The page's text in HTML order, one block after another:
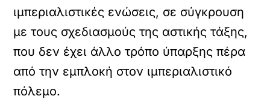
ιμπεριαλιστικές ενώσεις, σε σύγκρουση
με τους σχεδιασμούς της αστικής τάξης,
που δεν έχει άλλο τρόπο ύπαρξης πέρα
από την εμπλοκή στον ιμπεριαλιστικό
πόλεμο.